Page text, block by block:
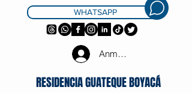
WHATSAPP
Anmelden
RESIDENCIA GUATEQUE BOYACÁ